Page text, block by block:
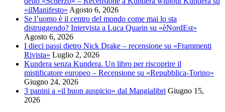
75,00€opzioni
possono
essere
scelte
nella
pagina
del
prodotto
«ilManifesto» Agosto 6, 2026
Se l’uomo è il centro del mondo come mai lo sta
distruggendo? Intervista a Luca Quarin su «èNordEst»
Agosto 6, 2026
I dieci passi dietro Nick Drake – recensione su «Frammenti
Rivista» Luglio 2, 2026
Kundera senza Kundera. Un libro per riscoprire il
mistificatore europeo – Recensione su «Repubblica-Torino»
Giugno 24, 2026
3 panini a «il buon auspicio» dal Mangialibri Giugno 15,
2026